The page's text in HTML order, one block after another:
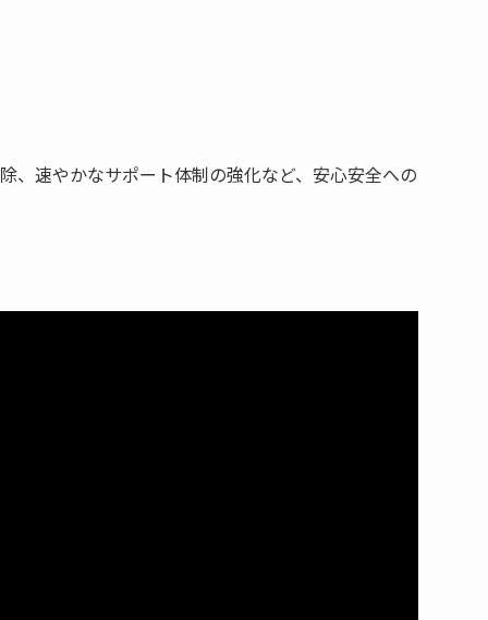
、速やかなサポート体制の強化など、安心安全への